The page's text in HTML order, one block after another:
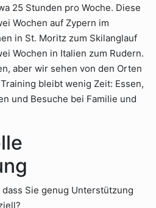
25 Stunden pro Woche. Diese
Wochen auf Zypern im
in St. Moritz zum Skilanglauf
Wochen in Italien zum Rudern.
aber wir sehen von den Orten
bleibt wenig Zeit: Essen,
und Besuche bei Familie und
dass Sie genug Unterstützung